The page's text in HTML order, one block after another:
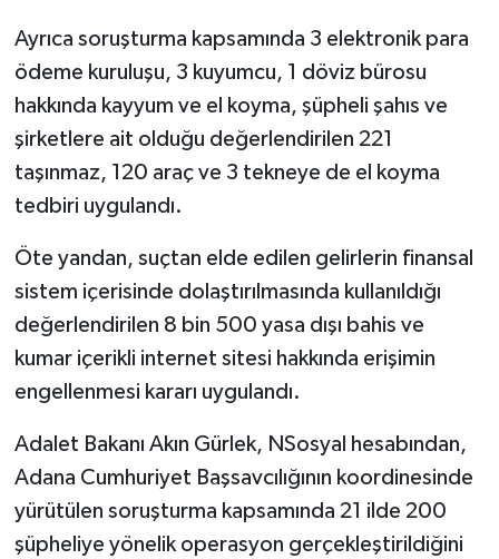
Ayrıca soruşturma kapsamında 3 elektronik para
ödeme kuruluşu, 3 kuyumcu, 1 döviz bürosu
hakkında kayyum ve el koyma, şüpheli şahıs ve
şirketlere ait olduğu değerlendirilen 221
taşınmaz, 120 araç ve 3 tekneye de el koyma
tedbiri uygulandı.
Öte yandan, suçtan elde edilen gelirlerin finansal
sistem içerisinde dolaştırılmasında kullanıldığı
değerlendirilen 8 bin 500 yasa dışı bahis ve
kumar içerikli internet sitesi hakkında erişimin
engellenmesi kararı uygulandı.
Adalet Bakanı Akın Gürlek, NSosyal hesabından,
Adana Cumhuriyet Başsavcılığının koordinesinde
yürütülen soruşturma kapsamında 21 ilde 200
şüpheliye yönelik operasyon gerçekleştirildiğini